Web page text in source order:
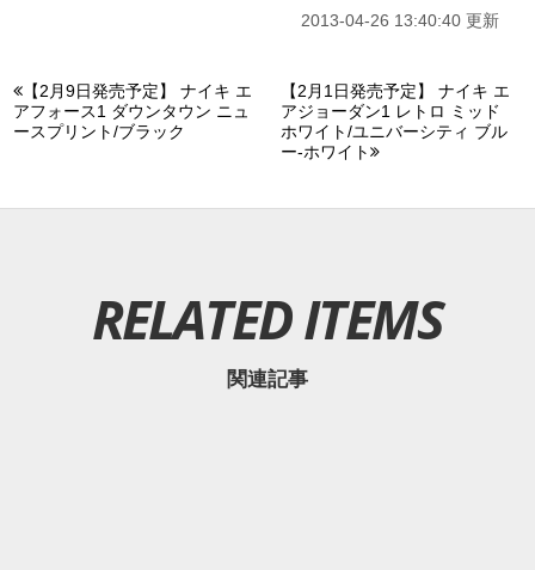
2013-04-26 13:40:40 更新
【2月9日発売予定】 ナイキ エ
アフォース1 ダウンタウン ニュ
ースプリント/ブラック
【2月1日発売予定】 ナイキ エ
アジョーダン1 レトロ ミッド
ホワイト/ユニバーシティ ブル
ー-ホワイト
RELATED ITEMS
関連記事